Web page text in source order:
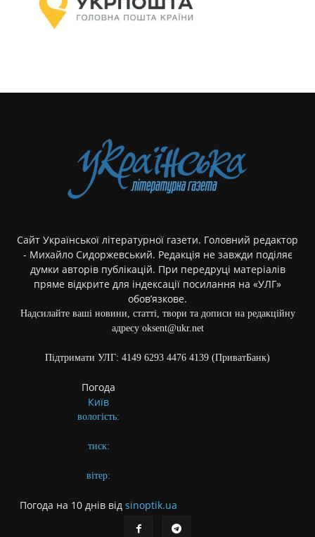
Сайт Української літературної газети. Головний редактор
- Михайло Сидоржевський. Редакція не завжди поділяє
думки авторів публікацій. При передруці матеріалів
пряме відкрите для індексації посилання на «УЛГ»
обов’язкове.
Надсилайте ваші новини, статті, твори та дописи на редакційну
адресу oksent@ukr.net
Підтримати УЛГ: 4149 6293 4476 4139 (ПриватБанк)
Погода
Київ
вологість:
тиск:
вітер:
Погода на 10 днів від sinoptik.ua